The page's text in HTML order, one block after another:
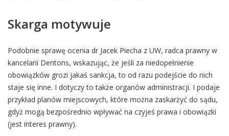
Skarga motywuje
Podobnie sprawę ocenia dr Jacek Piecha z UW, radca prawny w
kancelarii Dentons, wskazując, że jeśli za niedopełnienie
obowiązków grozi jakaś sankcja, to od razu podejście do nich
staje się inne. I dotyczy to także organów administracji. I podaje
przykład planów miejscowych, które można zaskarżyć do sądu,
gdyż mogą bezpośrednio wpływać na czyjeś prawa i obowiązki
(jest interes prawny).